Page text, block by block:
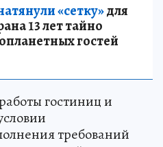
«сетку»для
13 лет тайно
гостей
гостиниц и
требований